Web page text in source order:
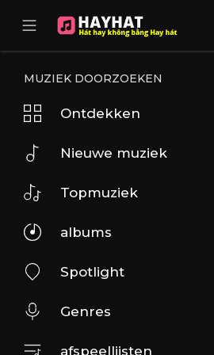
MUZIEK DOORZOEKEN
Ontdekken
Nieuwe muziek
Topmuziek
albums
Spotlight
Genres
afspeellijsten